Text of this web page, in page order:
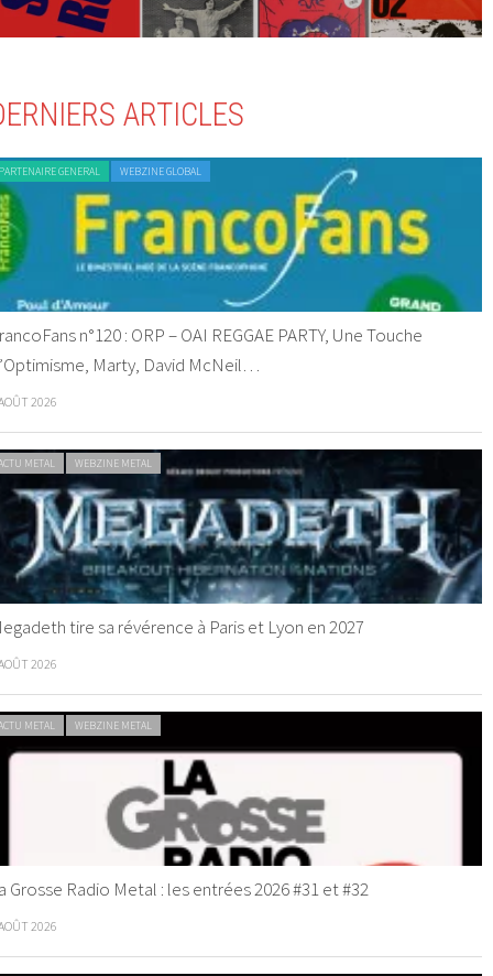
ARTICLES
GENERAL WEBZINE GLOBAL
n°120 : ORP – OAI REGGAE PARTY, Une Touche
Marty, David McNeil…
2026
METAL WEBZINE METAL
tire sa révérence à Paris et Lyon en 2027
2026
METAL WEBZINE METAL
Grosse Radio Metal : les entrées 2026 #31 et #32
2026